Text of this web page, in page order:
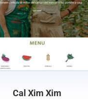
Cal Xim Xim